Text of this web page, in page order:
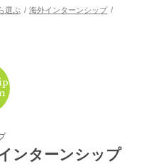
選ぶ
海外インターンシップ
ンターンシップ